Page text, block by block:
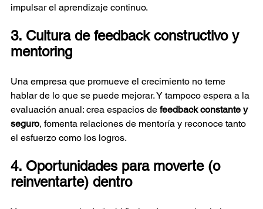
impulsar el aprendizaje continuo.
3. Cultura de feedback constructivo y
mentoring
Una empresa que promueve el crecimiento no teme
hablar de lo que se puede mejorar. Y tampoco espera a la
evaluación anual: crea espacios de feedback constante y
seguro, fomenta relaciones de mentoría y reconoce tanto
el esfuerzo como los logros.
4. Oportunidades para moverte (o
reinventarte) dentro